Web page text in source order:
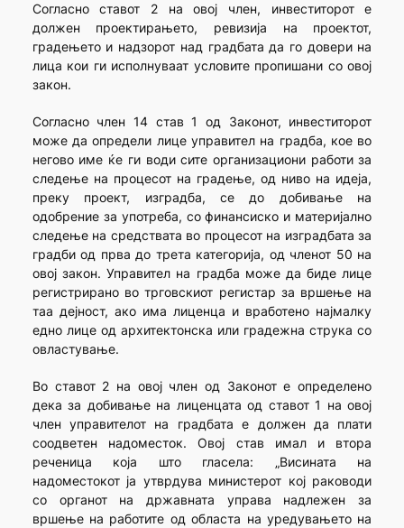
Согласно ставот 2 на овој член, инвеститорот е
должен проектирањето, ревизија на проектот,
градењето и надзорот над градбата да го довери на
лица кои ги исполнуваат условите пропишани со овој
закон.
Согласно член 14 став 1 од Законот, инвеститорот
може да определи лице управител на градба, кое во
негово име ќе ги води сите организациони работи за
следење на процесот на градење, од ниво на идеја,
преку проект, изградба, се до добивање на
одобрение за употреба, со финансиско и материјално
следење на средствата во процесот на изградбата за
градби од прва до трета категорија, од членот 50 на
овој закон. Управител на градба може да биде лице
регистрирано во трговскиот регистар за вршење на
таа дејност, ако има лиценца и вработено најмалку
едно лице од архитектонска или градежна струка со
овластување.
Во ставот 2 на овој член од Законот е определено
дека за добивање на лиценцата од ставот 1 на овој
член управителот на градбата е должен да плати
соодветен надоместок. Овој став имал и втора
реченица која што гласела: „Висината на
надоместокот ја утврдува министерот кој раководи
со органот на државната управа надлежен за
вршење на работите од областа на уредувањето на